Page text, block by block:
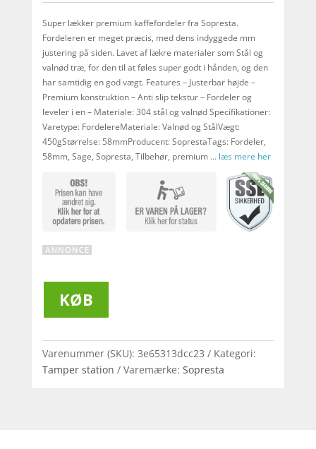
Super lækker premium kaffefordeler fra Sopresta.
Fordeleren er meget præcis, med dens indyggede mm
justering på siden. Lavet af lækre materialer som Stål og
valnød træ, for den til at føles super godt i hånden, og den
har samtidig en god vægt. Features – Justerbar højde –
Premium konstruktion – Anti slip tekstur – Fordeler og
leveler i en – Materiale: 304 stål og valnød Specifikationer:
Varetype: FordelereMateriale: Valnød og StålVægt:
450gStørrelse: 58mmProducent: SoprestaTags: Fordeler,
58mm, Sage, Sopresta, Tilbehør, premium … læs mere her
KØB
Varenummer (SKU): 3e65313dcc23
Kategori:
Tamper station
Varemærke: Sopresta